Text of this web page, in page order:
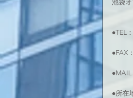
池袋
●TEL
●FAX
●所在